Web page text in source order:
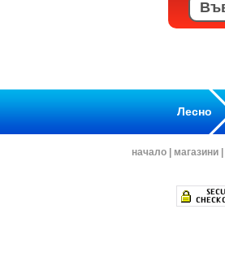
Лесно
начало магазини